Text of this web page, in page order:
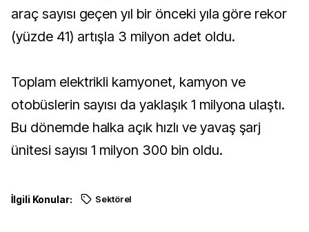
araç sayısı geçen yıl bir önceki yıla göre rekor
(yüzde 41) artışla 3 milyon adet oldu.
Toplam elektrikli kamyonet, kamyon ve
otobüslerin sayısı da yaklaşık 1 milyona ulaştı.
Bu dönemde halka açık hızlı ve yavaş şarj
ünitesi sayısı 1 milyon 300 bin oldu.
İlgili Konular: Sektörel